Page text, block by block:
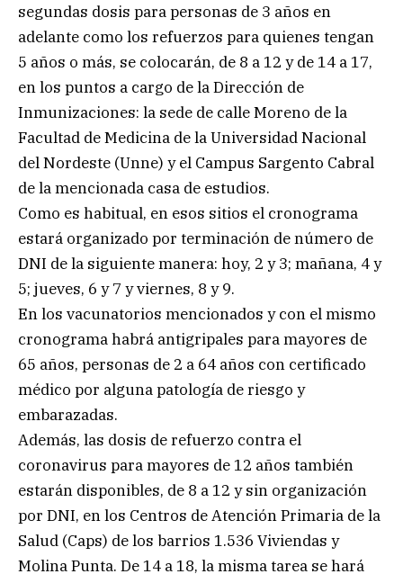
segundas dosis para personas de 3 años en
adelante como los refuerzos para quienes tengan
5 años o más, se colocarán, de 8 a 12 y de 14 a 17,
en los puntos a cargo de la Dirección de
Inmunizaciones: la sede de calle Moreno de la
Facultad de Medicina de la Universidad Nacional
del Nordeste (Unne) y el Campus Sargento Cabral
de la mencionada casa de estudios.
Como es habitual, en esos sitios el cronograma
estará organizado por terminación de número de
DNI de la siguiente manera: hoy, 2 y 3; mañana, 4 y
5; jueves, 6 y 7 y viernes, 8 y 9.
En los vacunatorios mencionados y con el mismo
cronograma habrá antigripales para mayores de
65 años, personas de 2 a 64 años con certificado
médico por alguna patología de riesgo y
embarazadas.
Además, las dosis de refuerzo contra el
coronavirus para mayores de 12 años también
estarán disponibles, de 8 a 12 y sin organización
por DNI, en los Centros de Atención Primaria de la
Salud (Caps) de los barrios 1.536 Viviendas y
Molina Punta. De 14 a 18, la misma tarea se hará